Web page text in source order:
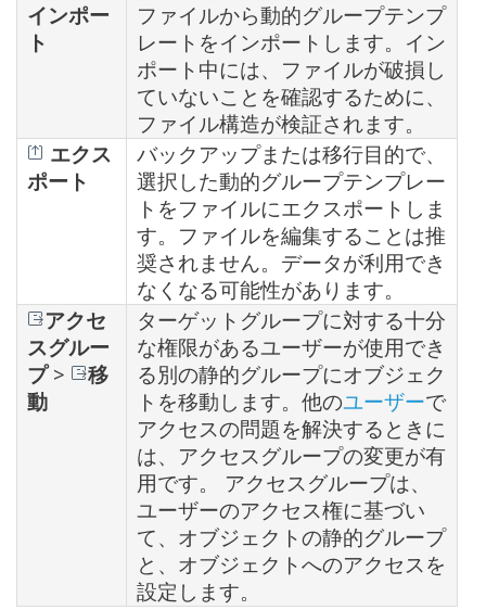
インポー
ト
ファイルから動的グループテンプ
レートをインポートします。イン
ポート中には、ファイルが破損し
ていないことを確認するために、
ファイル構造が検証されます。
エクス
ポート
バックアップまたは移行目的で、
選択した動的グループテンプレー
トをファイルにエクスポートしま
す。ファイルを編集することは推
奨されません。データが利用でき
なくなる可能性があります。
アクセ
スグルー
プ>
移
動
ターゲットグループに対する十分
な権限があるユーザーが使用でき
る別の静的グループにオブジェク
トを移動します。他のユーザーで
アクセスの問題を解決するときに
は、アクセスグループの変更が有
用です。 アクセスグループは、
ユーザーのアクセス権に基づい
て、オブジェクトの静的グループ
と、オブジェクトへのアクセスを
設定します。